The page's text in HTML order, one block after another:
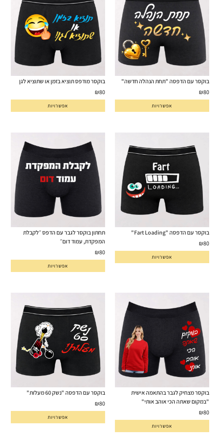
בוקסר עם הדפסה "תחת הנהלה חדשה"
₪80
אפשרויות
בוקסר מודפס תוציא בזמן או שתוציא לגן
₪80
אפשרויות
בוקסר עם הדפסה "Fart Loading"
₪80
אפשרויות
תחתון בוקסר לגבר עם הדפס ״לקבלת
המפקדת, עמוד דום״
₪80
אפשרויות
בוקסר מצחיק לגבר בהתאמה אישית
"במקום שאתה הכי אוהב אותי"
₪80
אפשרויות
בוקסר עם הדפסה "נשק 60 מעלות"
₪80
אפשרויות